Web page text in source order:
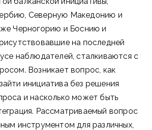
Северную Македонию и
Черногорию и Боснию и
на последней
наблюдателей, сталкиваются с
Возникает вопрос, как
инициатива без решения
и насколько может быть
Рассматриваемый вопрос
инструментом для различных,